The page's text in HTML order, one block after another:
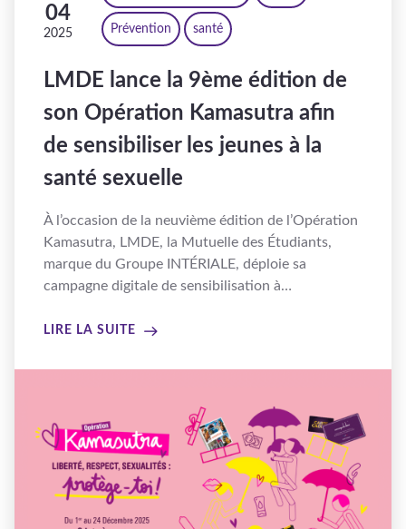
04
2025 Prévention santé
LMDE lance la 9ème édition de
son Opération Kamasutra afin
de sensibiliser les jeunes à la
santé sexuelle
À l’occasion de la neuvième édition de l’Opération
Kamasutra, LMDE, la Mutuelle des Étudiants,
marque du Groupe INTÉRIALE, déploie sa
campagne digitale de sensibilisation à…
LIRE LA SUITE